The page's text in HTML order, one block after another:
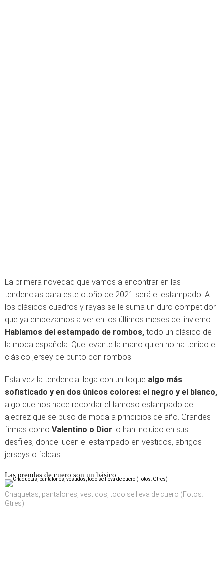
La primera novedad que vamos a encontrar en las
tendencias para este otoño de 2021 será el estampado. A
los clásicos cuadros y rayas se le suma un duro competidor
que ya empezamos a ver en los últimos meses del invierno.
Hablamos del estampado de rombos, todo un clásico de
la moda española. Que levante la mano quien no ha tenido el
clásico jersey de punto con rombos.
Esta vez la tendencia llega con un toque algo más
sofisticado y en dos únicos colores: el negro y el blanco,
algo que nos hace recordar el famoso estampado de
ajedrez que se puso de moda a principios de año. Grandes
firmas como Valentino o Dior lo han incluido en sus
desfiles, donde lucen el estampado en vestidos, abrigos
jerseys o faldas.
Las prendas de cuero son un básico
Chaquetas, pantalones, vestidos, todo se lleva de cuero (Fotos:
Gtres)